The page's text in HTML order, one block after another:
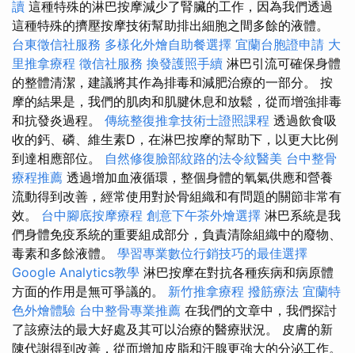
讀 這種特殊的淋巴按摩減少了腎臟的工作，因為我們透過
這種特殊的擠壓按摩技術幫助排出細胞之間多餘的液體。
台東徵信社服務 多樣化外燴自助餐選擇 宜蘭台胞證申請 大
里推拿療程 徵信社服務 換發護照手續 淋巴引流可確保身體
的整體清潔，建議將其作為排毒和減肥治療的一部分。 按
摩的結果是，我們的肌肉和肌腱休息和放鬆，從而增強排毒
和抗發炎過程。 傳統整復推拿技術士證照課程 透過飲食吸
收的鈣、磷、維生素D，在淋巴按摩的幫助下，以更大比例
到達相應部位。 自然修復臉部紋路的法令紋醫美 台中整骨
療程推薦 透過增加血液循環，整個身體的氧氣供應和營養
流動得到改善，經常使用對於骨組織和有問題的關節非常有
效。 台中腳底按摩療程 創意下午茶外燴選擇 淋巴系統是我
們身體免疫系統的重要組成部分，負責清除組織中的廢物、
毒素和多餘液體。 學習專業數位行銷技巧的最佳選擇
Google Analytics教學 淋巴按摩在對抗各種疾病和病原體
方面的作用是無可爭議的。 新竹推拿療程 撥筋療法 宜蘭特
色外燴體驗 台中整骨專業推薦 在我們的文章中，我們探討
了該療法的最大好處及其可以治療的醫療狀況。 皮膚的新
陳代謝得到改善，從而增加皮脂和汗腺更強大的分泌工作。